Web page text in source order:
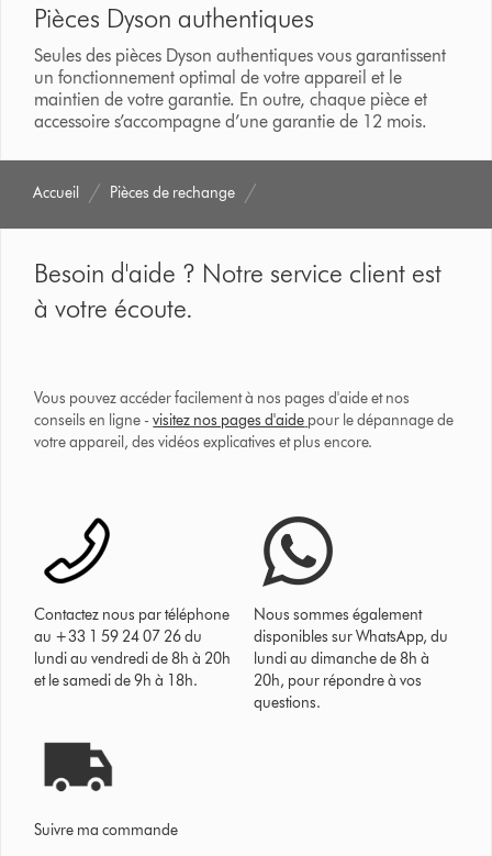
Pièces Dyson authentiques
Seules des pièces Dyson authentiques vous garantissent
un fonctionnement optimal de votre appareil et le
maintien de votre garantie. En outre, chaque pièce et
accessoire s’accompagne d’une garantie de 12 mois.
Accueil Pièces de rechange
Besoin d'aide ? Notre service client est
à votre écoute.
Vous pouvez accéder facilement à nos pages d'aide et nos
conseils en ligne -visitez nos pages d'aide pour le dépannage de
votre appareil, des vidéos explicatives et plus encore.
Contactez nous par téléphone
au +33 1 59 24 07 26 du
lundi au vendredi de 8h à 20h
et le samedi de 9h à 18h.
Nous sommes également
disponibles sur WhatsApp, du
lundi au dimanche de 8h à
20h, pour répondre à vos
questions.
Suivre ma commande